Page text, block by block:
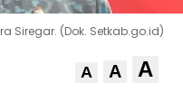
Siregar. (Dok. Setkab.go.id)
A A A